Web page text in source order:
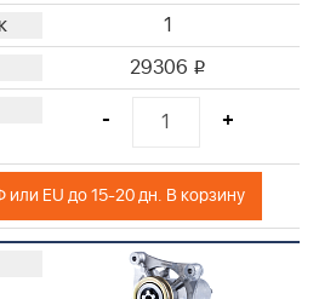
1
29306 i
- +
Поставка из РФ или EU до 15-20 дн. В корзину